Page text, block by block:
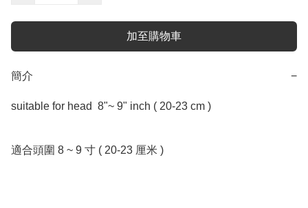
加至購物車
簡介 −
suitable for head  8"~ 9" inch ( 20-23 cm )
適合頭圍 8 ~ 9 寸 ( 20-23 厘米 )